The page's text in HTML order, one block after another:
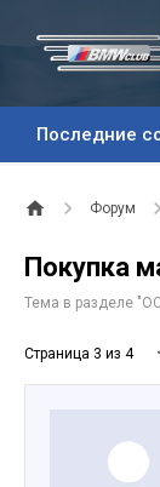
Последние
Форум
Покупка
Тема в разделе "
Страница 3 из 4